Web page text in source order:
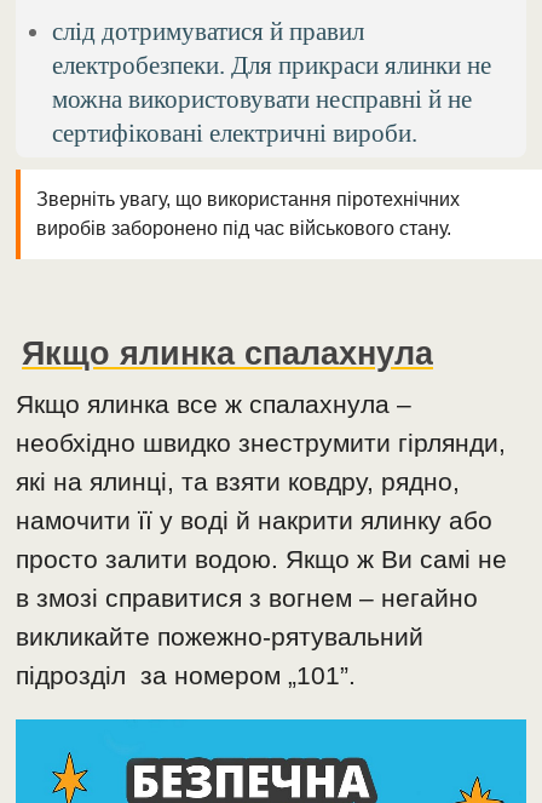
слід дотримуватися й правил
електробезпеки. Для прикраси ялинки не
можна використовувати несправні й не
сертифіковані електричні вироби.
Зверніть увагу, що використання піротехнічних
виробів заборонено під час військового стану.
Якщо ялинка спалахнула
Якщо ялинка все ж спалахнула –
необхідно швидко знеструмити гірлянди,
які на ялинці, та взяти ковдру, рядно,
намочити її у воді й накрити ялинку або
просто залити водою. Якщо ж Ви самі не
в змозі справитися з вогнем – негайно
викликайте пожежно-рятувальний
підрозділ за номером „101”.